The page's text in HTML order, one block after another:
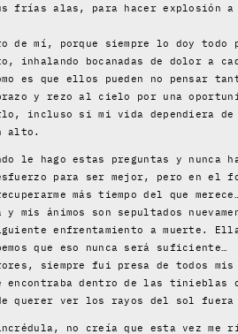
frías alas, para hacer explosión
de mí, porque siempre lo doy todo
inhalando bocanadas de dolor
es que ellos pueden no pensar
y rezo al cielo por una
incluso si mi vida dependiera de
alto.
le hago estas preguntas y
para ser mejor, pero en el
más tiempo del que
mis ánimos son sepultados
enfrentamiento a muerte.
que eso nunca será suficiente…
siempre fui presa de todos
dentro de las tinieblas
querer ver los rayos del sol
incrédula, no creía que esta vez